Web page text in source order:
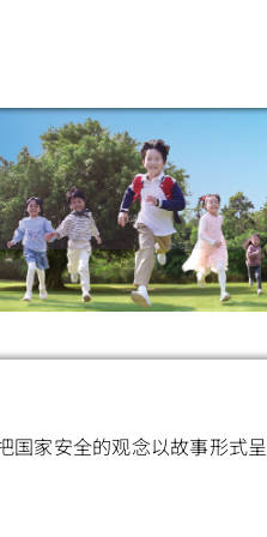
国家安全的观念以故事形式呈